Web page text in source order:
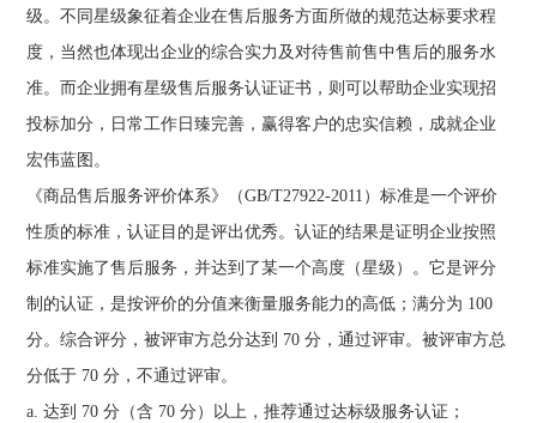
级。不同星级象征着企业在售后服务方面所做的规范达标要求程
度，当然也体现出企业的综合实力及对待售前售中售后的服务水
准。而企业拥有星级售后服务认证证书，则可以帮助企业实现招
投标加分，日常工作日臻完善，赢得客户的忠实信赖，成就企业
宏伟蓝图。
《商品售后服务评价体系》（GB/T27922-2011）标准是一个评价
性质的标准，认证目的是评出优秀。认证的结果是证明企业按照
标准实施了售后服务，并达到了某一个高度（星级）。它是评分
制的认证，是按评价的分值来衡量服务能力的高低；满分为 100
分。综合评分，被评审方总分达到 70 分，通过评审。被评审方总
分低于 70 分，不通过评审。
a. 达到 70 分（含 70 分）以上，推荐通过达标级服务认证；